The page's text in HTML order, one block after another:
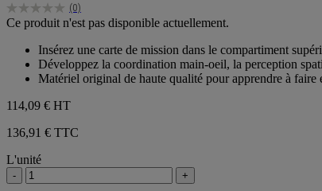
(0)
0.0
sur
étoiles.
Ce produit n'est pas disponible actuellement.
Insérez une carte de mission dans le compartiment
Développez la coordination main-oeil, la perception
Matériel original de haute qualité pour apprendre à faire
114,09 € HT
136,91 € TTC
L'unité
- +